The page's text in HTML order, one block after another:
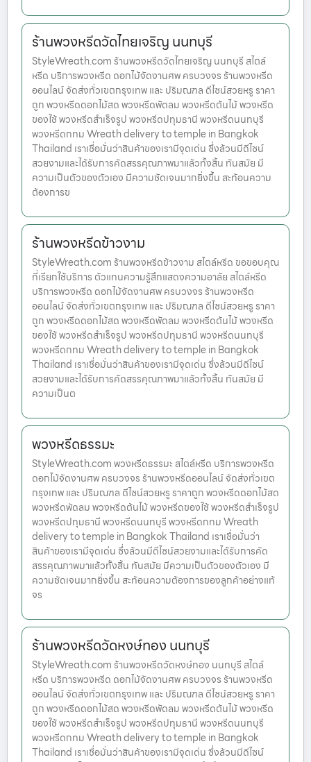
ร้านพวงหรีดวัดไทยเจริญ นนทบุรี
StyleWreath.com ร้านพวงหรีดวัดไทยเจริญ นนทบุรี สไตล์
หรีด บริการพวงหรีด ดอกไม้จัดงานศพ ครบวงจร ร้านพวงหรีด
ออนไลน์ จัดส่งทั่วเขตกรุงเทพ และ ปริมณฑล ดีไซน์สวยหรู ราคา
ถูก พวงหรีดดอกไม้สด พวงหรีดพัดลม พวงหรีดต้นไม้ พวงหรีด
ของใช้ พวงหรีดสำเร็จรูป พวงหรีดปทุมธานี พวงหรีดนนทบุรี
พวงหรีดกทม Wreath delivery to temple in Bangkok
Thailand เราเชื่อมั่นว่าสินค้าของเรามีจุดเด่น ซึ่งล้วนมีดีไซน์
สวยงามและได้รับการคัดสรรคุณภาพมาแล้วทั้งสิ้น ทันสมัย มี
ความเป็นตัวของตัวเอง มีความชัดเจนมากยิ่งขึ้น สะท้อนความ
ต้องการข
ร้านพวงหรีดข้าวงาม
StyleWreath.com ร้านพวงหรีดข้าวงาม สไตล์หรีด ขอขอบคุณ
ที่เรียกใช้บริการ ตัวแทนความรู้สึกแสดงความอาลัย สไตล์หรีด
บริการพวงหรีด ดอกไม้จัดงานศพ ครบวงจร ร้านพวงหรีด
ออนไลน์ จัดส่งทั่วเขตกรุงเทพ และ ปริมณฑล ดีไซน์สวยหรู ราคา
ถูก พวงหรีดดอกไม้สด พวงหรีดพัดลม พวงหรีดต้นไม้ พวงหรีด
ของใช้ พวงหรีดสำเร็จรูป พวงหรีดปทุมธานี พวงหรีดนนทบุรี
พวงหรีดกทม Wreath delivery to temple in Bangkok
Thailand เราเชื่อมั่นว่าสินค้าของเรามีจุดเด่น ซึ่งล้วนมีดีไซน์
สวยงามและได้รับการคัดสรรคุณภาพมาแล้วทั้งสิ้น ทันสมัย มี
ความเป็นต
พวงหรีดธรรมะ
StyleWreath.com พวงหรีดธรรมะ สไตล์หรีด บริการพวงหรีด
ดอกไม้จัดงานศพ ครบวงจร ร้านพวงหรีดออนไลน์ จัดส่งทั่วเขต
กรุงเทพ และ ปริมณฑล ดีไซน์สวยหรู ราคาถูก พวงหรีดดอกไม้สด
พวงหรีดพัดลม พวงหรีดต้นไม้ พวงหรีดของใช้ พวงหรีดสำเร็จรูป
พวงหรีดปทุมธานี พวงหรีดนนทบุรี พวงหรีดกทม Wreath
delivery to temple in Bangkok Thailand เราเชื่อมั่นว่า
สินค้าของเรามีจุดเด่น ซึ่งล้วนมีดีไซน์สวยงามและได้รับการคัด
สรรคุณภาพมาแล้วทั้งสิ้น ทันสมัย มีความเป็นตัวของตัวเอง มี
ความชัดเจนมากยิ่งขึ้น สะท้อนความต้องการของลูกค้าอย่างแท้
จร
ร้านพวงหรีดวัดหงษ์ทอง นนทบุรี
StyleWreath.com ร้านพวงหรีดวัดหงษ์ทอง นนทบุรี สไตล์
หรีด บริการพวงหรีด ดอกไม้จัดงานศพ ครบวงจร ร้านพวงหรีด
ออนไลน์ จัดส่งทั่วเขตกรุงเทพ และ ปริมณฑล ดีไซน์สวยหรู ราคา
ถูก พวงหรีดดอกไม้สด พวงหรีดพัดลม พวงหรีดต้นไม้ พวงหรีด
ของใช้ พวงหรีดสำเร็จรูป พวงหรีดปทุมธานี พวงหรีดนนทบุรี
พวงหรีดกทม Wreath delivery to temple in Bangkok
Thailand เราเชื่อมั่นว่าสินค้าของเรามีจุดเด่น ซึ่งล้วนมีดีไซน์